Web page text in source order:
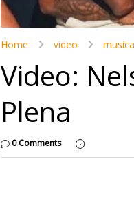
Home video musica
Video:
Plena
0 Comments